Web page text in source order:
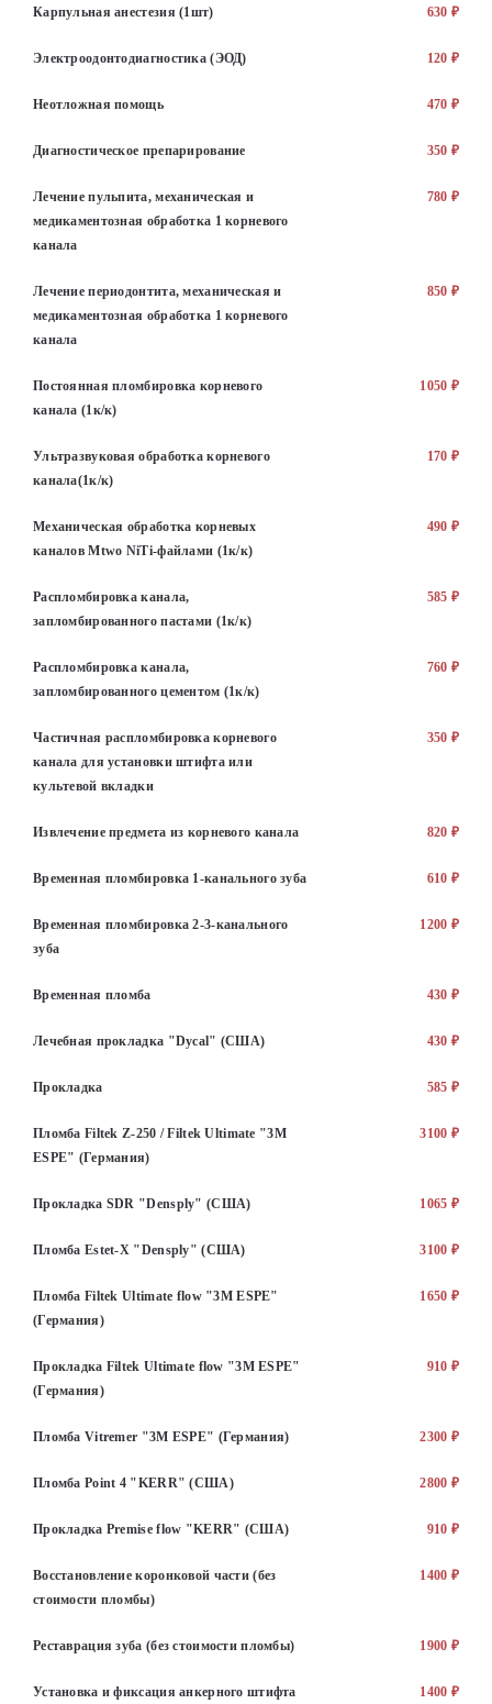
Карпульная анестезия (1шт) 630 ₽
Электроодонтодиагностика (ЭОД) 120 ₽
Неотложная помощь 470 ₽
Диагностическое препарирование 350 ₽
Лечение пульпита, механическая и
медикаментозная обработка 1 корневого
канала
780 ₽
Лечение периодонтита, механическая и
медикаментозная обработка 1 корневого
канала
850 ₽
Постоянная пломбировка корневого
канала (1к/к)
1050 ₽
Ультразвуковая обработка корневого
канала(1к/к)
170 ₽
Механическая обработка корневых
каналов Mtwo NiTi-файлами (1к/к)
490 ₽
Распломбировка канала,
запломбированного пастами (1к/к)
585 ₽
Распломбировка канала,
запломбированного цементом (1к/к)
760 ₽
Частичная распломбировка корневого
канала для установки штифта или
культевой вкладки
350 ₽
Извлечение предмета из корневого канала 820 ₽
Временная пломбировка 1-канального зуба 610 ₽
Временная пломбировка 2-3-канального
зуба
1200 ₽
Временная пломба 430 ₽
Лечебная прокладка "Dycal" (США) 430 ₽
Прокладка 585 ₽
Пломба Filtek Z-250 / Filtek Ultimate "3M
ESPE" (Германия)
3100 ₽
Прокладка SDR "Densply" (США) 1065 ₽
Пломба Estet-X "Densply" (США) 3100 ₽
Пломба Filtek Ultimate flow "3M ESPE"
(Германия)
1650 ₽
Прокладка Filtek Ultimate flow "3M ESPE"
(Германия)
910 ₽
Пломба Vitremer "3M ESPE" (Германия) 2300 ₽
Пломба Point 4 "KERR" (США) 2800 ₽
Прокладка Premise flow "KERR" (США) 910 ₽
Восстановление коронковой части (без
стоимости пломбы)
1400 ₽
Реставрация зуба (без стоимости пломбы) 1900 ₽
Установка и фиксация анкерного штифта 1400 ₽